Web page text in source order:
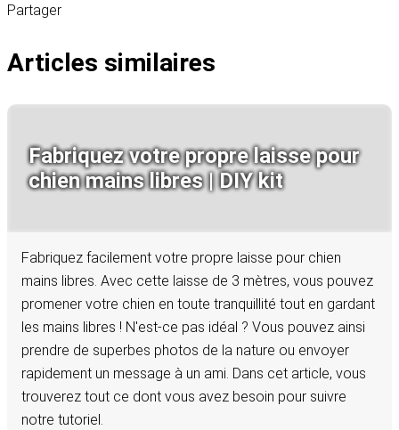
Partager
Articles similaires
Fabriquez votre propre laisse pour
chien mains libres | DIY kit
Fabriquez facilement votre propre laisse pour chien
mains libres. Avec cette laisse de 3 mètres, vous pouvez
promener votre chien en toute tranquillité tout en gardant
les mains libres ! N'est-ce pas idéal ? Vous pouvez ainsi
prendre de superbes photos de la nature ou envoyer
rapidement un message à un ami. Dans cet article, vous
trouverez tout ce dont vous avez besoin pour suivre
notre tutoriel.